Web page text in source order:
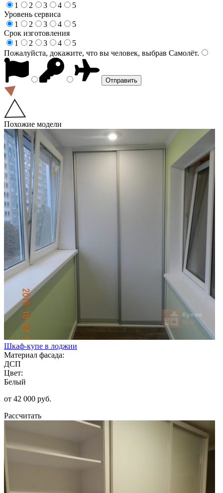
1
2 3 4
5
Уровень сервиса
1
2 3 4
5
Срок изготовления
1
2 3 4
5
Пожалуйста, докажите, что вы человек, выбрав Самолёт.
Похожие модели
Шкаф-купе в лоджии
Материал фасада:
ДСП
Цвет:
Белый
от 42 000 руб.
Рассчитать